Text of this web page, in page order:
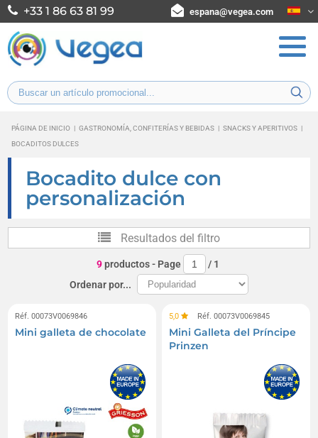
+33 1 86 63 81 99 espana@vegea.com
PÁGINA DE INICIO | GASTRONOMÍA, CONFITERÍAS Y BEBIDAS | SNACKS Y APERITIVOS |
BOCADITOS DULCES
Bocadito dulce con
personalización
Resultados del filtro
9productos- Page / 1
Ordenar por...
Réf. 00073V0069846
Mini galleta de chocolate
5,0 Réf. 00073V0069845
Mini Galleta del Príncipe
Prinzen